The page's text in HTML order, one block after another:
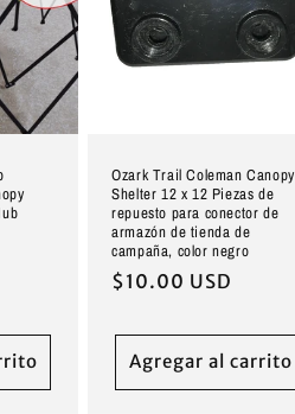
Ozark Trail Coleman Canopy
Shelter 12 x 12 Piezas de
repuesto para conector de
armazón de tienda de
campaña, color negro
Precio
$10.00 USD
Agregar al carrito